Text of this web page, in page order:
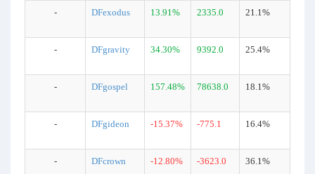
- DFexodus 13.91% 2335.0 21.1%
- DFgravity 34.30% 9392.0 25.4%
- DFgospel 157.48% 78638.0 18.1%
- DFgideon -15.37% -775.1 16.4%
- DFcrown -12.80% -3623.0 36.1%